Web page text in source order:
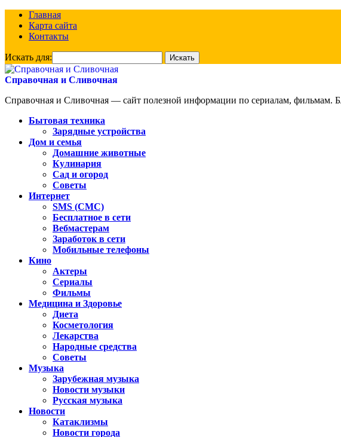
Главная
Карта сайта
Контакты
Искать для:
Справочная и Сливочная
Справочная и Сливочная — сайт полезной информации по сериалам, фильмам.
Бытовая техника
Зарядные устройства
Дом и семья
Домашние животные
Кулинария
Сад и огород
Советы
Интернет
SMS (СМС)
Бесплатное в сети
Вебмастерам
Заработок в сети
Мобильные телефоны
Кино
Актеры
Сериалы
Фильмы
Медицина и Здоровье
Диета
Косметология
Лекарства
Народные средства
Советы
Музыка
Зарубежная музыка
Новости музыки
Русская музыка
Новости
Катаклизмы
Новости города